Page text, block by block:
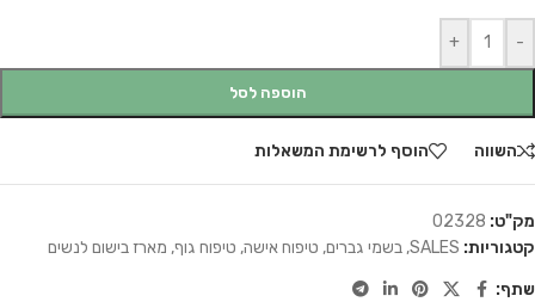
-
+
הוספה לסל
השווה הוסף לרשימת המשאלות
מק"ט: 02328
קטגוריות: SALES
, בשמי גברים, טיפוח אישה, טיפוח גוף, מארז בישום לנשים
שתף: